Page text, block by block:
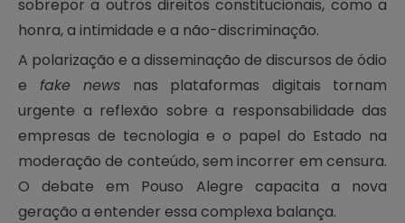
sobrepor a outros direitos constitucionais, como a
honra, a intimidade e a não-discriminação.
A polarização e a disseminação de discursos de ódio
e fake news nas plataformas digitais tornam
urgente a reflexão sobre a responsabilidade das
empresas de tecnologia e o papel do Estado na
moderação de conteúdo, sem incorrer em censura.
O debate em Pouso Alegre capacita a nova
geração a entender essa complexa balança.